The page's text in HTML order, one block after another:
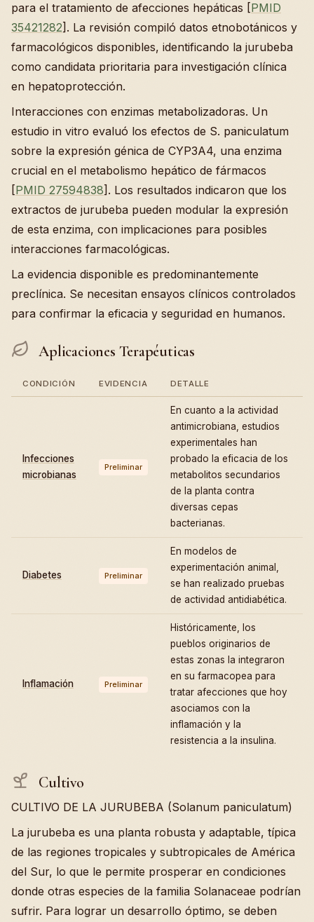
para el tratamiento de afecciones hepáticas [PMID
35421282]. La revisión compiló datos etnobotánicos y
farmacológicos disponibles, identificando la jurubeba
como candidata prioritaria para investigación clínica
en hepatoprotección.
Interacciones con enzimas metabolizadoras. Un
estudio in vitro evaluó los efectos de S. paniculatum
sobre la expresión génica de CYP3A4, una enzima
crucial en el metabolismo hepático de fármacos
[PMID 27594838]. Los resultados indicaron que los
extractos de jurubeba pueden modular la expresión
de esta enzima, con implicaciones para posibles
interacciones farmacológicas.
La evidencia disponible es predominantemente
preclínica. Se necesitan ensayos clínicos controlados
para confirmar la eficacia y seguridad en humanos.
Aplicaciones Terapéuticas
CONDICIÓN EVIDENCIA DETALLE
Infecciones
microbianas
Preliminar
En cuanto a la actividad
antimicrobiana, estudios
experimentales han
probado la eficacia de los
metabolitos secundarios
de la planta contra
diversas cepas
bacterianas.
Diabetes Preliminar
En modelos de
experimentación animal,
se han realizado pruebas
de actividad antidiabética.
Inflamación Preliminar
Históricamente, los
pueblos originarios de
estas zonas la integraron
en su farmacopea para
tratar afecciones que hoy
asociamos con la
inflamación y la
resistencia a la insulina.
Cultivo
CULTIVO DE LA JURUBEBA (Solanum paniculatum)
La jurubeba es una planta robusta y adaptable, típica
de las regiones tropicales y subtropicales de América
del Sur, lo que le permite prosperar en condiciones
donde otras especies de la familia Solanaceae podrían
sufrir. Para lograr un desarrollo óptimo, se deben